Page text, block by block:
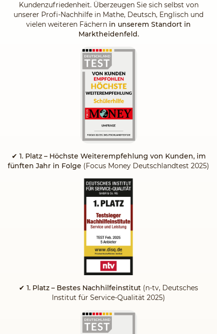
Kundenzufriedenheit. Überzeugen Sie sich selbst von
unserer Profi-Nachhilfe in Mathe, Deutsch, Englisch und
vielen weiteren Fächern in unserem Standort in
Marktheidenfeld.
✔ 1. Platz – Höchste Weiterempfehlung von Kunden, im
fünften Jahr in Folge (Focus Money Deutschlandtest 2025)
✔ 1. Platz – Bestes Nachhilfeinstitut (n-tv, Deutsches
Institut für Service-Qualität 2025)